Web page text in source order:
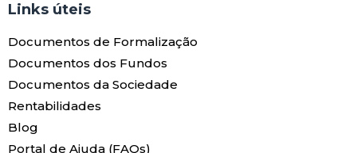
Links úteis​
Documentos de Formalização
Documentos dos Fundos
Documentos da Sociedade
Rentabilidades
Blog
Portal de Ajuda (FAQs)